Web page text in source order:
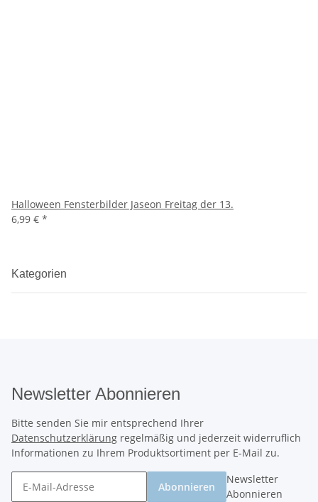
Halloween Fensterbilder Jaseon Freitag der 13.
6,99 € *
Kategorien
Newsletter Abonnieren
Bitte senden Sie mir entsprechend Ihrer
Datenschutzerklärung regelmäßig und jederzeit widerruflich
Informationen zu Ihrem Produktsortiment per E-Mail zu.
Abonnieren
Newsletter
Abonnieren